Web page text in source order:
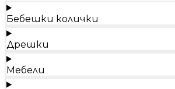
Бебешки колички
Дрешки
Мебели